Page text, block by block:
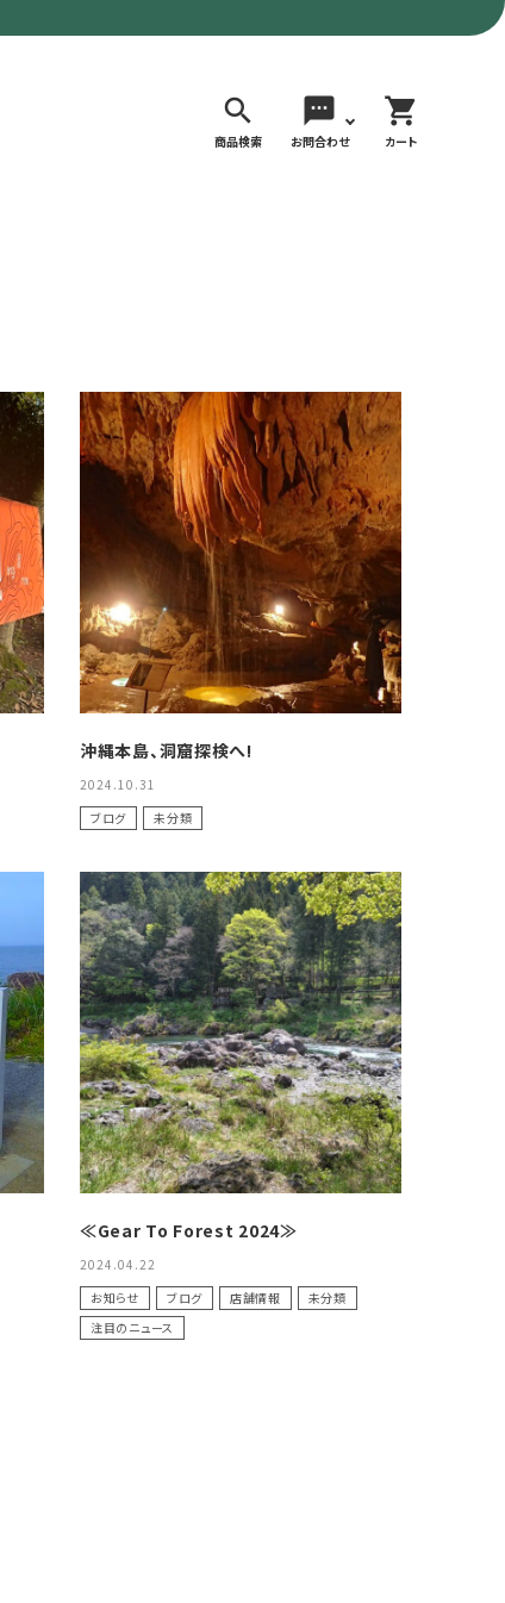
search
商品検索
sms
お問合わせ
shopping_cart
カート
デイリーユースにもおすすめなアウトドア
ウェア・ギア
クライミング・ボルダリング用ウェア・ギア
ヴィンテージなアイテム
ウルトラライト系
リバースポーツ
ミリタリーライン・ミリタリー
～9,900円
10,000～
19,990円
20,000円～
沖縄本島、洞窟探検へ!
2024.10.31
ブログ
未分類
≪Gear To Forest 2024≫
2024.04.22
お知らせ
ブログ 店舗情報
未分類
注目のニュース